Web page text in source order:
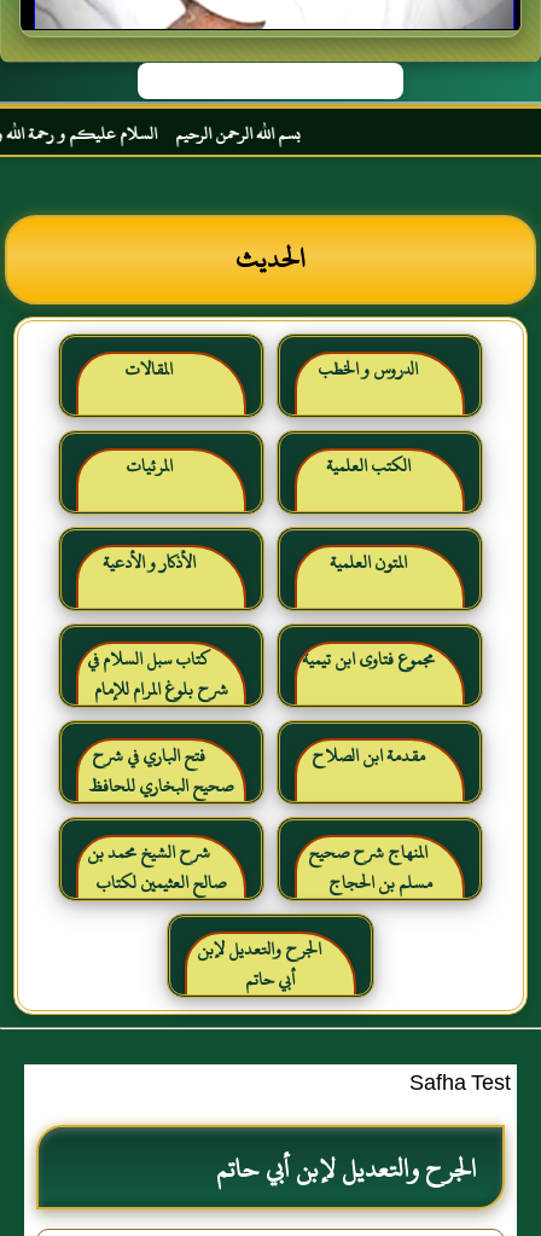
بسم الله الرحمن الرحيم السلام عليكم و رحمة الله
الحديث
الدروس و الخطب المقالات
الكتب العلمية المرئيات
المتون العلمية الأذكار و الأدعية
مجموع فتاوى ابن تيمية
كتاب سبل السلام في
شرح بلوغ المرام للإمام
الصنعاني رحمه الله
مقدمة ابن الصلاح
فتح الباري في شرح
صحيح البخاري للحافظ
ابن حجر العسقلاني
المنهاج شرح صحيح
مسلم بن الحجاج
شرح الشيخ محمد بن
صالح العثيمين لكتاب
رياض الصالحين للإمام
النووي رحمهم الله تعالىالجرح والتعديل لإبن
أبي حاتم
Safha Test
الجرح والتعديل لإبن أبي حاتم